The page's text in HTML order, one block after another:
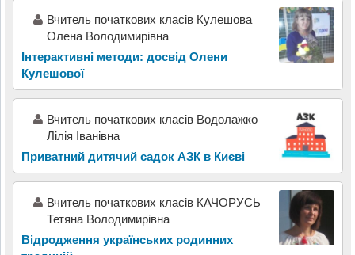
Вчитель початкових класів Кулешова
Олена Володимирівна
Інтерактивні методи: досвід Олени
Кулешової
Вчитель початкових класів Водолажко
Лілія Іванівна
Приватний дитячий садок АЗК в Києві
Вчитель початкових класів КАЧОРУСЬ
Тетяна Володимирівна
Відродження українських родинних